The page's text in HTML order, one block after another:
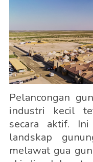
Pelancongan
industri kecil
secara aktif.
landskap
melawat gua